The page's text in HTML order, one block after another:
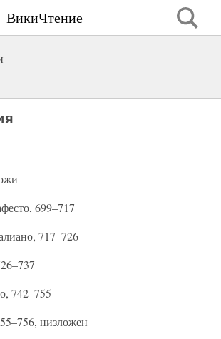
ВикиЧтение
699–717
717–726
742–755
низложен